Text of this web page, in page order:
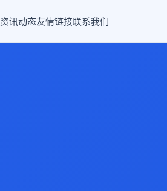
资讯动态友情链接联系我们